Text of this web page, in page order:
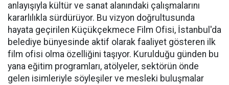
anlayışıyla kültür ve sanat alanındaki çalışmalarını
kararlılıkla sürdürüyor. Bu vizyon doğrultusunda
hayata geçirilen Küçükçekmece Film Ofisi, İstanbul'da
belediye bünyesinde aktif olarak faaliyet gösteren ilk
film ofisi olma özelliğini taşıyor. Kurulduğu günden bu
yana eğitim programları, atölyeler, sektörün önde
gelen isimleriyle söyleşiler ve mesleki buluşmalar